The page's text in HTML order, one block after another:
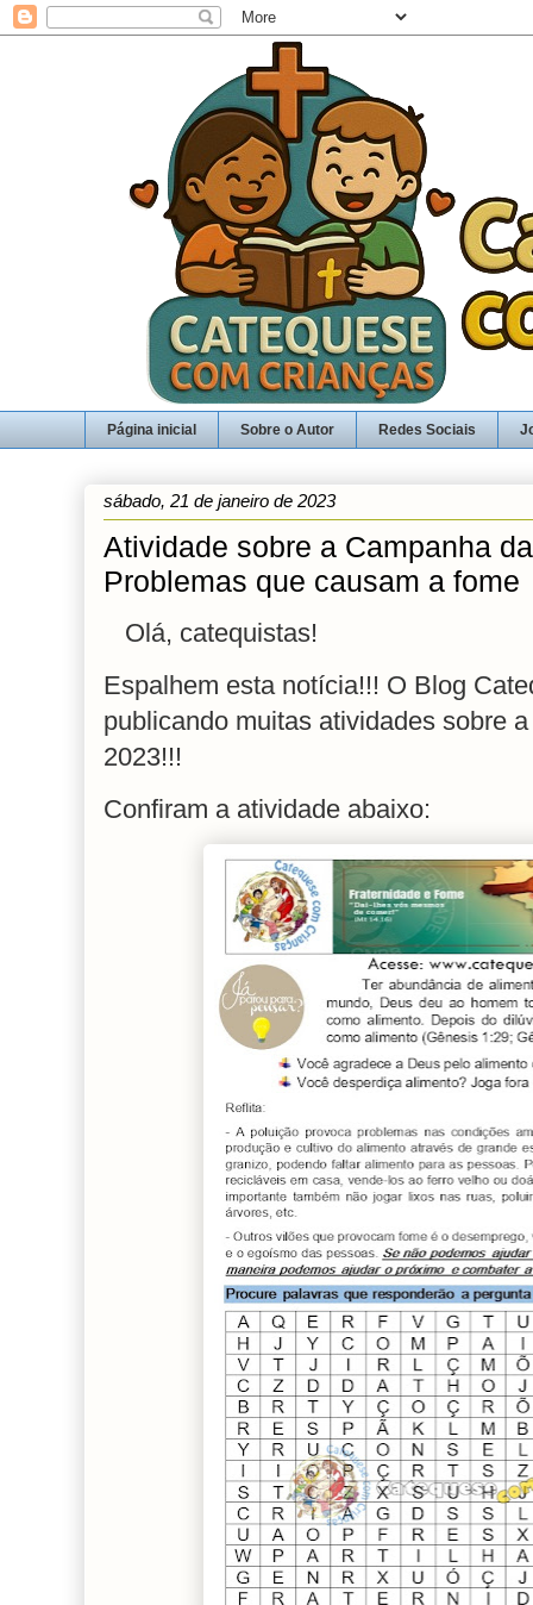
Página inicial Sobre o Autor Redes Sociais
sábado, 21 de janeiro de 2023
Atividade sobre a Campanha
Problemas que causam a fome
Olá, catequistas!
Espalhem esta notícia!!! O Blog
publicando muitas atividades sobre
2023!!!
Confiram a atividade abaixo: